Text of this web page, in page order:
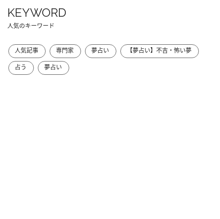
KEYWORD
人気のキーワード
人気記事 専門家 夢占い
【夢占い】不吉・怖い夢
占う
夢占い